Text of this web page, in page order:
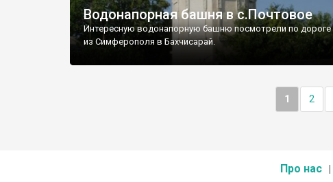
Водонапорная башня в с.Почтовое
Интересную водонапорную башню посмотрели по дороге
из Симферополя в Бахчисарай.
1 2
Про нас